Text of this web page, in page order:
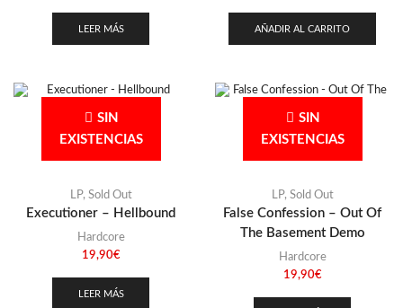
LEER MÁS AÑADIR AL CARRITO
SIN
EXISTENCIAS
LP, Sold Out
Executioner – Hellbound
Hardcore
19,90€
LEER MÁS
SIN
EXISTENCIAS
LP, Sold Out
False Confession – Out Of
The Basement Demo
Hardcore
19,90€